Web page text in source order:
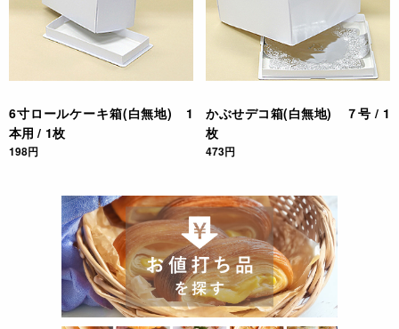
6寸ロールケーキ箱(白無地) 1
本用 / 1枚
198円
かぶせデコ箱(白無地) ７号 / 1
枚
473円